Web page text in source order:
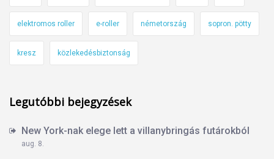
elektromos roller e-roller németország sopron. pötty
kresz közlekedésbiztonság
Legutóbbi bejegyzések
New York-nak elege lett a villanybringás futárokból
aug. 8.